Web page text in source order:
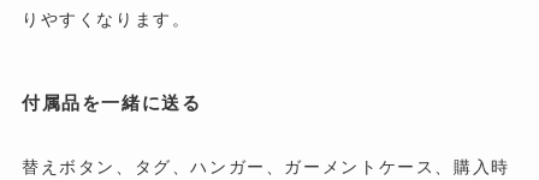
りやすくなります。
付属品を一緒に送る
替えボタン、タグ、ハンガー、ガーメントケース、購入時